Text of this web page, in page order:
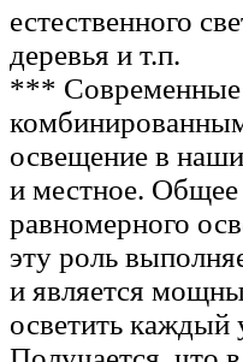
естественного
деревья и т.п.
*** Современные
освещение в
и местное. Общее
равномерного
эту роль
и является
осветить каждый